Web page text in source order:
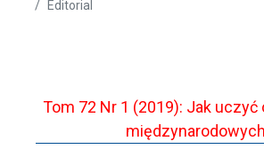
Editorial
Tom 72 Nr 1 (2019): Jak